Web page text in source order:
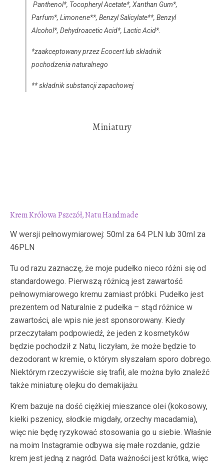
Panthenol*, Tocopheryl Acetate*, Xanthan Gum*,
Parfum*, Limonene**, Benzyl Salicylate**, Benzyl
Alcohol*, Dehydroacetic Acid*, Lactic Acid*.
*zaakceptowany przez Ecocert lub składnik
pochodzenia naturalnego
** składnik substancji zapachowej
Miniatury
Krem Królowa Pszczół, Natu Handmade
W wersji pełnowymiarowej: 50ml za 64 PLN lub 30ml za
46PLN
Tu od razu zaznaczę, że moje pudełko nieco różni się od
standardowego. Pierwszą różnicą jest zawartość
pełnowymiarowego kremu zamiast próbki. Pudełko jest
prezentem od Naturalnie z pudełka – stąd różnice w
zawartości, ale wpis nie jest sponsorowany. Kiedy
przeczytałam podpowiedź, że jeden z kosmetyków
będzie pochodził z Natu, liczyłam, że może będzie to
dezodorant w kremie, o którym słyszałam sporo dobrego.
Niektórym rzeczywiście się trafił, ale można było znaleźć
także miniaturę olejku do demakijażu.
Krem bazuje na dość ciężkiej mieszance olei (kokosowy,
kiełki pszenicy, słodkie migdały, orzechy macadamia),
więc nie będę ryzykować stosowania go u siebie. Właśnie
na moim Instagramie odbywa się małe rozdanie, gdzie
krem jest jedną z nagród. Data ważności jest krótka, więc